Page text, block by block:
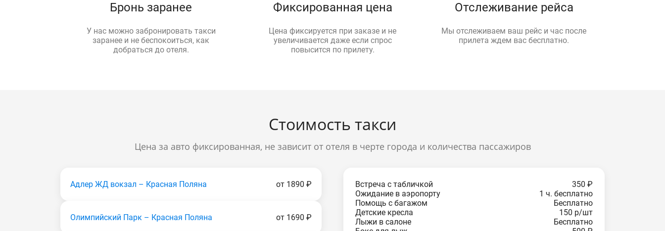
Бронь заранее
У нас можно забронировать такси
заранее и не беспокоиться, как
добраться до отеля.
Фиксированная цена
Цена фиксируется при заказе и не
увеличивается даже если спрос
повысится по прилету.
Отслеживание рейса
Мы отслеживаем ваш рейс и час после
прилета ждем вас бесплатно.
Стоимость такси
Цена за авто фиксированная, не зависит от отеля в черте города и количества пассажиров
Адлер ЖД вокзал – Красная Поляна от 1890 ₽
Олимпийский Парк – Красная Поляна от 1690 ₽
Встреча с табличкой
350 ₽
Ожидание в аэропорту
1 ч. бесплатно
Помощь с багажом
Бесплатно
Детские кресла
150 р/шт
Лыжи в салоне
Бесплатно